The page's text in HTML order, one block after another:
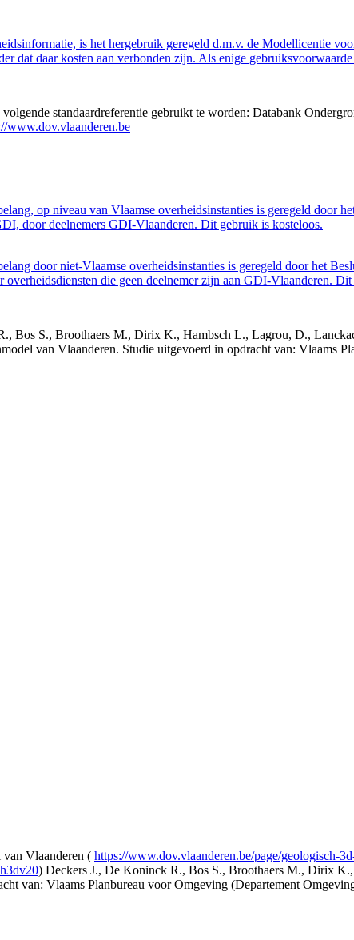
is het hergebruik geregeld d.m.v. de Modellicentie
dat daar kosten aan verbonden zijn. Als enige
standaardreferentie gebruikt te worden: Databank
www.dov.vlaanderen.be
op niveau van Vlaamse overheidsinstanties is geregeld door
door deelnemers GDI-Vlaanderen. Dit gebruik is kosteloos.
door niet-Vlaamse overheidsinstanties is geregeld door het
die geen deelnemer zijn aan GDI-Vlaanderen.
Bos S., Broothaers M., Dirix K., Hambsch L., Lagrou, D.,
van Vlaanderen. Studie uitgevoerd in opdracht van: Vlaams
Vlaanderen ( https://www.dov.vlaanderen.be/page/geologisch-
) Deckers J., De Koninck R., Bos S., Broothaers M., Dirix
van: Vlaams Planbureau voor Omgeving (Departement